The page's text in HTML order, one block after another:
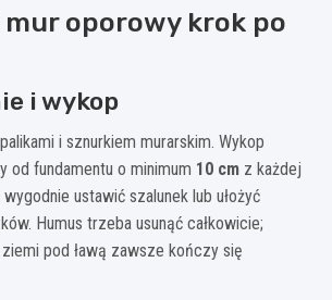
oporowy krok po
i wykop
i sznurkiem murarskim. Wykop
od fundamentu o minimum 10 cm z każdej
ustawić szalunek lub ułożyć
Humus trzeba usunąć całkowicie;
pod ławą zawsze kończy się